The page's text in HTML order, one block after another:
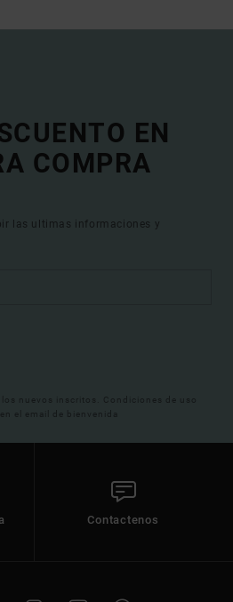
EN
COMPRA
las ultimas informaciones y
los nuevos inscritos. Condiciones de uso
en el email de bienvenida
Contactenos